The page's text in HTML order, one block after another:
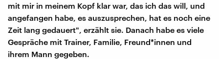
mit mir in meinem Kopf klar war, das ich das will, und
angefangen habe, es auszusprechen, hat es noch eine
Zeit lang gedauert", erzählt sie. Danach habe es viele
Gespräche mit Trainer, Familie, Freund*innen und
ihrem Mann gegeben.